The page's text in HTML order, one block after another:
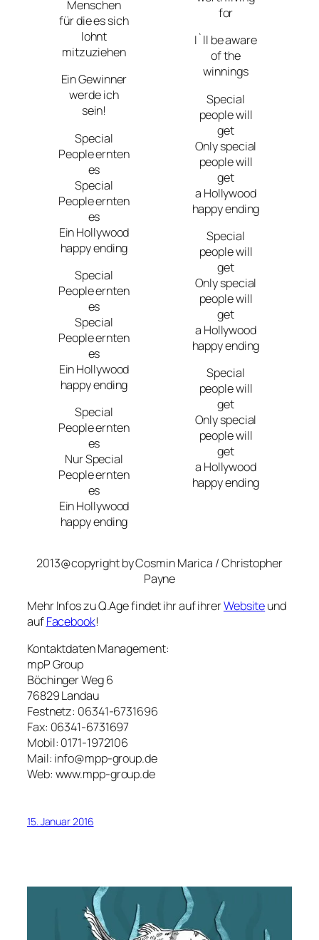
Menschen
für die es sich
lohnt
mitzuziehen
Ein Gewinner
werde ich
sein!
Special
People ernten
es
Special
People ernten
es
Ein Hollywood
happy ending
Special
People ernten
es
Special
People ernten
es
Ein Hollywood
happy ending
Special
People ernten
es
Nur Special
People ernten
es
Ein Hollywood
happy ending
for
I`ll be aware
of the
winnings
Special
people will
get
Only special
people will
get
a Hollywood
happy ending
Special
people will
get
Only special
people will
get
a Hollywood
happy ending
Special
people will
get
Only special
people will
get
a Hollywood
happy ending
2013@copyright by Cosmin Marica / Christopher
Payne
Mehr Infos zu Q.Age findet ihr auf ihrerWebsiteund
aufFacebook!
Kontaktdaten Management:
mpP Group
Böchinger Weg 6
76829 Landau
Festnetz: 06341-6731696
Fax: 06341-6731697
Mobil: 0171-1972106
Mail: info@mpp-group.de
Web: www.mpp-group.de
15. Januar 2016